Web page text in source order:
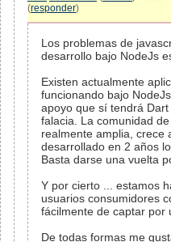
(responder)
Los problemas de
desarrollo bajo NodeJs
Existen actualmente
funcionando bajo
apoyo que sí tendrá
falacia. La comunidad
realmente amplia, crece
desarrollado en 2 años
Basta darse una vuelta
Y por cierto ... estamos
usuarios consumidores
fácilmente de captar por
De todas formas me